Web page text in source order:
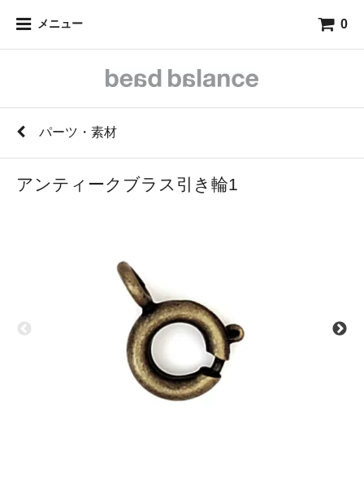
メニュー 0
パーツ・素材
アンティークブラス引き輪1